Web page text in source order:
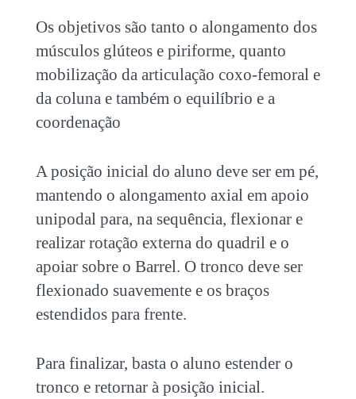
Os objetivos são tanto o alongamento dos
músculos glúteos e piriforme, quanto
mobilização da articulação coxo-femoral e
da coluna e também o equilíbrio e a
coordenação
A posição inicial do aluno deve ser em pé,
mantendo o alongamento axial em apoio
unipodal para, na sequência, flexionar e
realizar rotação externa do quadril e o
apoiar sobre o Barrel. O tronco deve ser
flexionado suavemente e os braços
estendidos para frente.
Para finalizar, basta o aluno estender o
tronco e retornar à posição inicial.